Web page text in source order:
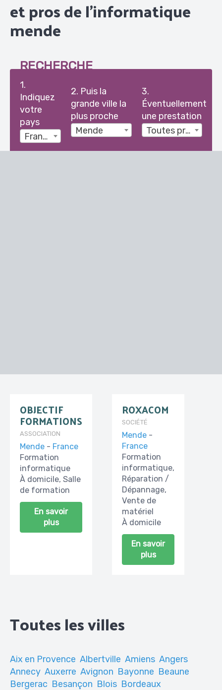
et pros de l'informatique
mende
RECHERCHE
1.
Indiquez
votre
pays
France
2. Puis la
grande ville la
plus proche
Mende
3.
Éventuellement
une prestation
Toutes prestations
OBJECTIF
FORMATIONS
ASSOCIATION
Mende - France
Formation
informatique
À domicile, Salle
de formation
En savoir
plus
ROXACOM
SOCIÉTÉ
Mende -
France
Formation
informatique,
Réparation /
Dépannage,
Vente de
matériel
À domicile
En savoir
plus
Toutes les villes
Aix en Provence Albertville Amiens Angers
Annecy Auxerre Avignon Bayonne Beaune
Bergerac Besançon Blois Bordeaux